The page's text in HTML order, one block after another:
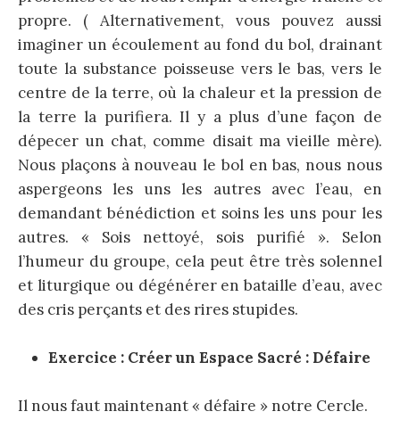
propre. ( Alternativement, vous pouvez aussi
imaginer un écoulement au fond du bol, drainant
toute la substance poisseuse vers le bas, vers le
centre de la terre, où la chaleur et la pression de
la terre la purifiera. Il y a plus d’une façon de
dépecer un chat, comme disait ma vieille mère).
Nous plaçons à nouveau le bol en bas, nous nous
aspergeons les uns les autres avec l’eau, en
demandant bénédiction et soins les uns pour les
autres. « Sois nettoyé, sois purifié ». Selon
l’humeur du groupe, cela peut être très solennel
et liturgique ou dégénérer en bataille d’eau, avec
des cris perçants et des rires stupides.
Exercice : Créer un Espace Sacré : Défaire
Il nous faut maintenant « défaire » notre Cercle.